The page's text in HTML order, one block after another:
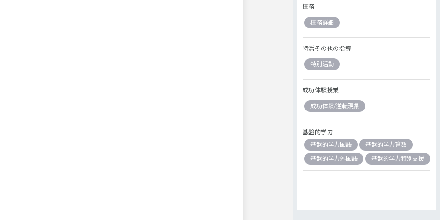
校務
校務詳細
特活その他の指導
特別活動
成功体験授業
成功体験/逆転現象
基盤的学力
基盤的学力国語
基盤的学力算数
基盤的学力外国語
基盤的学力特別支援